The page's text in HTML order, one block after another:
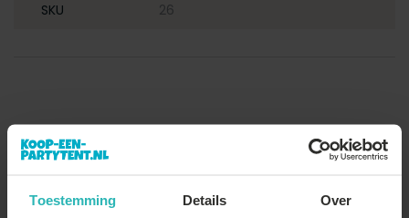
Toestemming Details Over
SKU 26